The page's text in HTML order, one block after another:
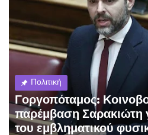
Πολιτική
Γοργοπόταμος:
παρέμβαση Σαρακιώτη
του εμβληματικού